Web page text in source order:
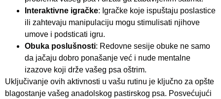
Interaktivne igračke: Igračke koje ispuštaju poslastice
ili zahtevaju manipulaciju mogu stimulisati njihove
umove i podsticati igru.
Obuka poslušnosti: Redovne sesije obuke ne samo
da jačaju dobro ponašanje već i nude mentalne
izazove koji drže vašeg psa oštrim.
Uključivanje ovih aktivnosti u vašu rutinu je ključno za opšte
blagostanje vašeg anadolskog pastirskog psa. Posvećujući